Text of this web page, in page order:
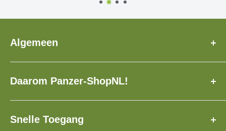
Algemeen
Veelgestelde Vragen
Daarom Panzer-ShopNL!
✓ Verzekerde verzending met track & trace!
Snelle Toegang